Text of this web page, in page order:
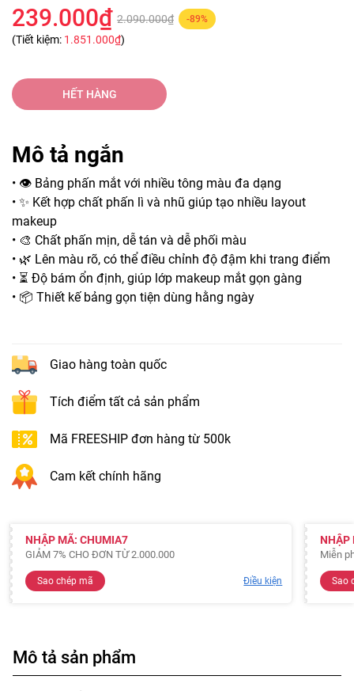
239.000₫ 2.090.000₫ -89%
(Tiết kiệm: 1.851.000₫)
HẾT HÀNG
Mô tả ngắn
• 👁️ Bảng phấn mắt với nhiều tông màu đa dạng
• ✨ Kết hợp chất phấn lì và nhũ giúp tạo nhiều layout
makeup
• 🎨 Chất phấn mịn, dễ tán và dễ phối màu
• 🌿 Lên màu rõ, có thể điều chỉnh độ đậm khi trang điểm
• ⏳ Độ bám ổn định, giúp lớp makeup mắt gọn gàng
• 📦 Thiết kế bảng gọn tiện dùng hằng ngày
Giao hàng toàn quốc
Tích điểm tất cả sản phẩm
Mã FREESHIP đơn hàng từ 500k
Cam kết chính hãng
NHẬP MÃ: CHUMIA7
GIẢM 7% CHO ĐƠN TỪ 2.000.000
Sao chép mã Điều kiện
NHẬP
Miễn
Sao
Mô tả sản phẩm